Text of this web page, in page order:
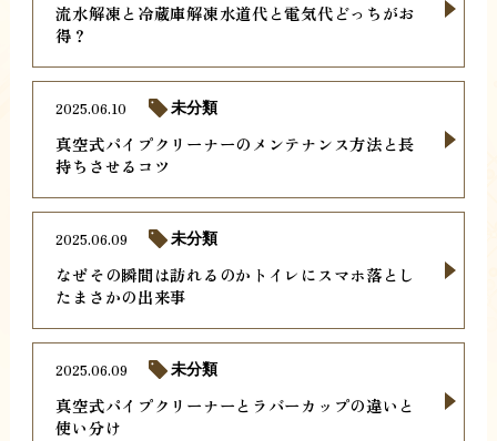
流水解凍と冷蔵庫解凍水道代と電気代どっちがお
得？
真空式パイプクリーナーのメンテナンス方法と長
持ちさせるコツ
2025.06.10 未分類
なぜその瞬間は訪れるのかトイレにスマホ落とし
たまさかの出来事
2025.06.09 未分類
真空式パイプクリーナーとラバーカップの違いと
使い分け
2025.06.09 未分類